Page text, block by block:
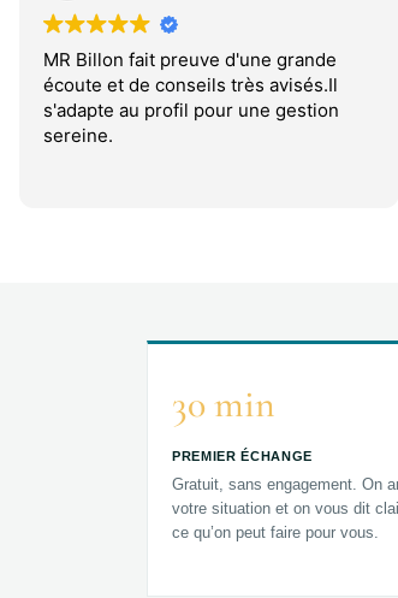
MR Billon fait preuve d'une grande
écoute et de conseils très avisés.Il
s'adapte au profil pour une gestion
sereine.
30 min
PREMIER ÉCHANGE
Gratuit, sans engagement. On
votre situation et on vous dit
ce qu’on peut faire pour vous.